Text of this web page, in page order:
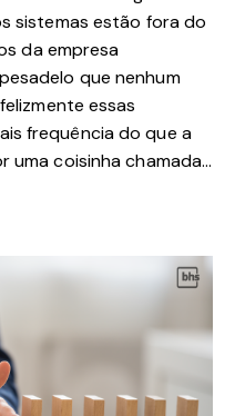
sistemas estão fora do
da empresa
que nenhum
essas
frequência do que a
uma coisinha chamada…